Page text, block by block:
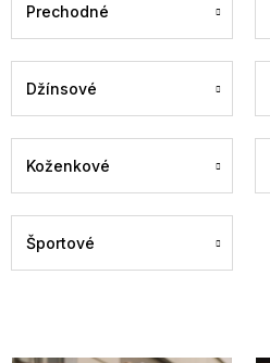
Prechodné
Džínsové
Koženkové
Športové
V